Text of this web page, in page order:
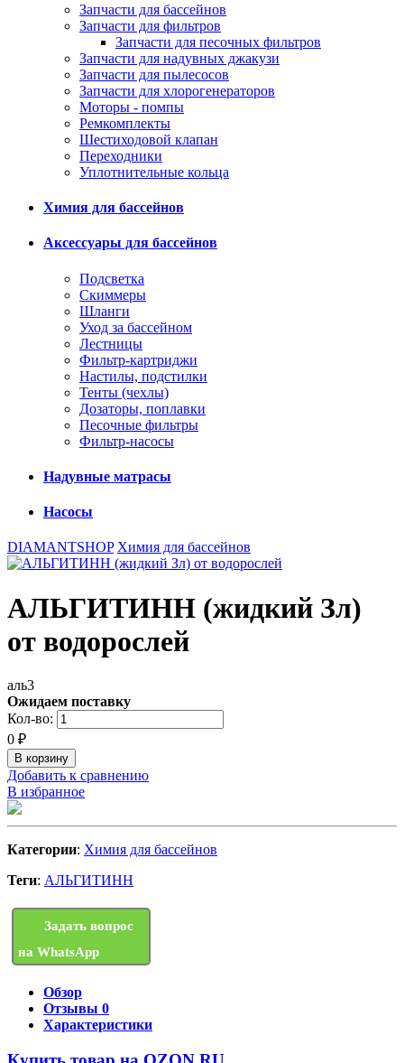
Запчасти для бассейнов
Запчасти для фильтров
Запчасти для песочных фильтров
Запчасти для надувных джакузи
Запчасти для пылесосов
Запчасти для хлорогенераторов
Моторы - помпы
Ремкомплекты
Шестиходовой клапан
Переходники
Уплотнительные кольца
Химия для бассейнов
Аксессуары для бассейнов
Подсветка
Скиммеры
Шланги
Уход за бассейном
Лестницы
Фильтр-картриджи
Настилы, подстилки
Тенты (чехлы)
Дозаторы, поплавки
Песочные фильтры
Фильтр-насосы
Надувные матрасы
Насосы
DIAMANTSHOP Химия для бассейнов
АЛЬГИТИНН (жидкий Зл)
от водорослей
аль3
Ожидаем поставку
Кол-во:
0 ₽
Добавить к сравнению
В избранное
Категории: Химия для бассейнов
Теги: АЛЬГИТИНН
Задать вопрос
на WhatsApp
Обзор
Отзывы 0
Характеристики